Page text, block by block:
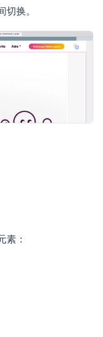
换。
素：